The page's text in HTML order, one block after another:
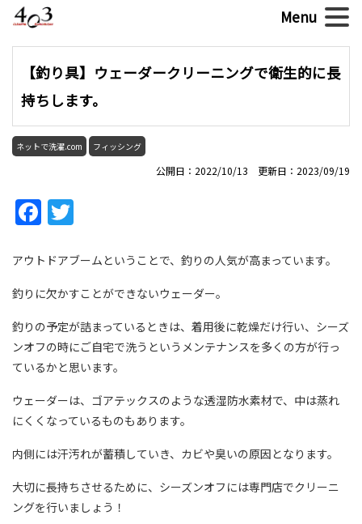
【釣り具】ウェーダークリーニングで衛生的に長
持ちします。
ネットで洗濯.com フィッシング
公開日：2022/10/13 更新日：2023/09/19
Facebook
アウトドアブームということで、釣りの人気が高まっています。
釣りに欠かすことができないウェーダー。
釣りの予定が詰まっているときは、着用後に乾燥だけ行い、シーズ
ンオフの時にご自宅で洗うというメンテナンスを多くの方が行っ
ているかと思います。
ウェーダーは、ゴアテックスのような透湿防水素材で、中は蒸れ
にくくなっているものもあります。
内側には汗汚れが蓄積していき、カビや臭いの原因となります。
大切に長持ちさせるために、シーズンオフには専門店でクリーニ
ングを行いましょう！